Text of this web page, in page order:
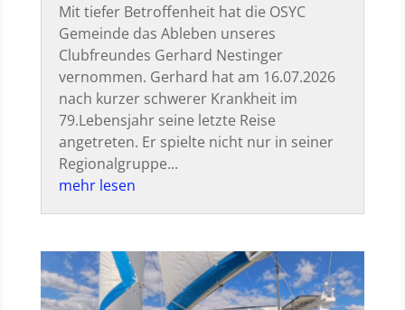
Mit tiefer Betroffenheit hat die OSYC
Gemeinde das Ableben unseres
Clubfreundes Gerhard Nestinger
vernommen. Gerhard hat am 16.07.2026
nach kurzer schwerer Krankheit im
79.Lebensjahr seine letzte Reise
angetreten. Er spielte nicht nur in seiner
Regionalgruppe...
mehr lesen